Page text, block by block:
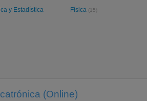
y Estadística Física (15)
(Online)